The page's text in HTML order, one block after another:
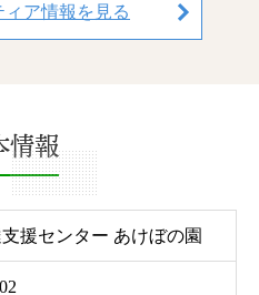
ア情報を見る
情報
援センター あけぼの園